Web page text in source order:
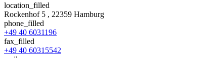
location_filled
Rockenhof 5 , 22359 Hamburg
phone_filled
+49 40 6031196
fax_filled
+49 40 60315542